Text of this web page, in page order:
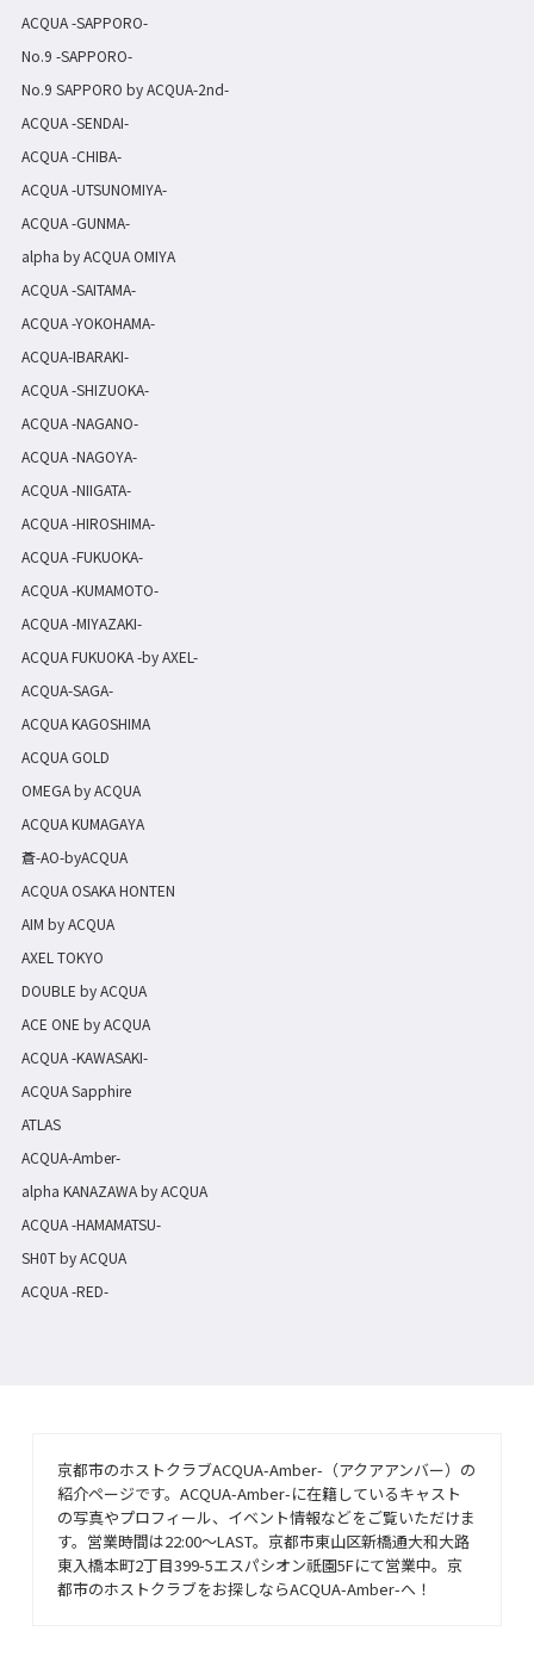
ACQUA -SAPPORO-
No.9 -SAPPORO-
No.9 SAPPORO by ACQUA-2nd-
ACQUA -SENDAI-
ACQUA -CHIBA-
ACQUA -UTSUNOMIYA-
ACQUA -GUNMA-
alpha by ACQUA OMIYA
ACQUA -SAITAMA-
ACQUA -YOKOHAMA-
ACQUA-IBARAKI-
ACQUA -SHIZUOKA-
ACQUA -NAGANO-
ACQUA -NAGOYA-
ACQUA -NIIGATA-
ACQUA -HIROSHIMA-
ACQUA -FUKUOKA-
ACQUA -KUMAMOTO-
ACQUA -MIYAZAKI-
ACQUA FUKUOKA -by AXEL-
ACQUA-SAGA-
ACQUA KAGOSHIMA
ACQUA GOLD
OMEGA by ACQUA
ACQUA KUMAGAYA
蒼-AO-byACQUA
ACQUA OSAKA HONTEN
AIM by ACQUA
AXEL TOKYO
DOUBLE by ACQUA
ACE ONE by ACQUA
ACQUA -KAWASAKI-
ACQUA Sapphire
ATLAS
ACQUA-Amber-
alpha KANAZAWA by ACQUA
ACQUA -HAMAMATSU-
SH0T by ACQUA
ACQUA -RED-
京都市のホストクラブACQUA-Amber-（アクアアンバー）の
紹介ページです。ACQUA-Amber-に在籍しているキャスト
の写真やプロフィール、イベント情報などをご覧いただけま
す。営業時間は22:00〜LAST。京都市東山区新橋通大和大路
東入橋本町2丁目399-5エスパシオン祇園5Fにて営業中。京
都市のホストクラブをお探しならACQUA-Amber-へ！